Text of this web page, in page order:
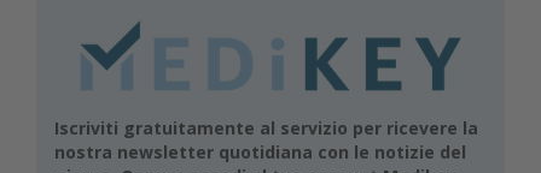
Iscriviti gratuitamente al servizio per ricevere la
nostra newsletter quotidiana con le notizie del